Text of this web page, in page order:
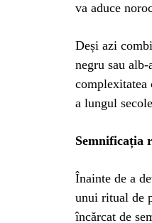
va aduce
Deși azi
negru sau
a lungul
Semnificația
Înainte de a
unui ritual de
încărcat de